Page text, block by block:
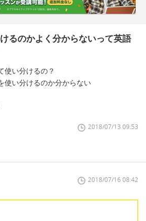
るのかよく分からないって英語
使い分けるの？
使い分けるのか分からない
2018/07/13 09:53
2018/07/16 08:42